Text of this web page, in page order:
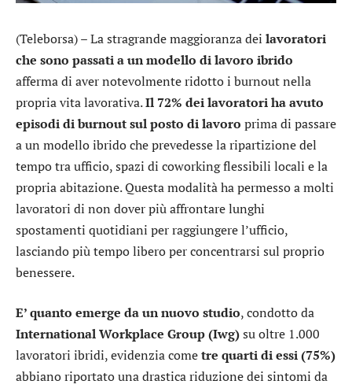
(Teleborsa) – La stragrande maggioranza dei lavoratori
che sono passati a un modello di lavoro ibrido
afferma di aver notevolmente ridotto i burnout nella
propria vita lavorativa.Il 72% dei lavoratori ha avuto
episodi di burnout sul posto di lavoro prima di passare
a un modello ibrido che prevedesse la ripartizione del
tempo tra ufficio, spazi di coworking flessibili locali e la
propria abitazione. Questa modalità ha permesso a molti
lavoratori di non dover più affrontare lunghi
spostamenti quotidiani per raggiungere l’ufficio,
lasciando più tempo libero per concentrarsi sul proprio
benessere.
E’ quanto emerge da un nuovo studio, condotto da
International Workplace Group (Iwg)su oltre 1.000
lavoratori ibridi, evidenzia cometre quarti di essi (75%)
abbiano riportato una drastica riduzione dei sintomi da